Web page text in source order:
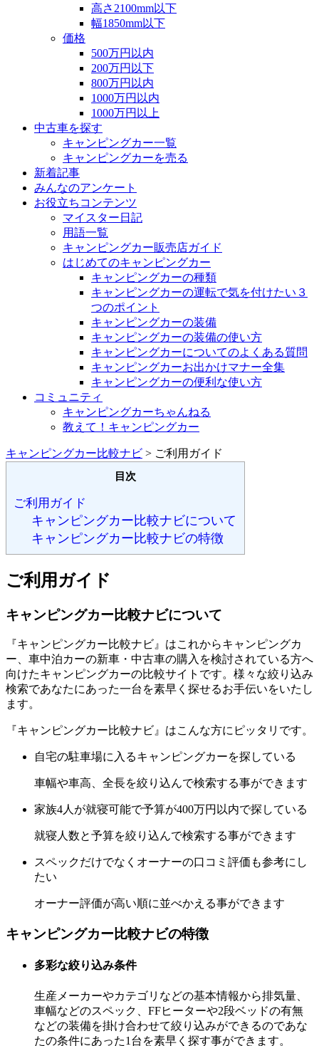
高さ2100mm以下
幅1850mm以下
価格
500万円以内
200万円以下
800万円以内
1000万円以内
1000万円以上
中古車を探す
キャンピングカー一覧
キャンピングカーを売る
新着記事
みんなのアンケート
お役立ちコンテンツ
マイスター日記
用語一覧
キャンピングカー販売店ガイド
はじめてのキャンピングカー
キャンピングカーの種類
キャンピングカーの運転で気を付けたい３
つのポイント
キャンピングカーの装備
キャンピングカーの装備の使い方
キャンピングカーについてのよくある質問
キャンピングカーお出かけマナー全集
キャンピングカーの便利な使い方
コミュニティ
キャンピングカーちゃんねる
教えて！キャンピングカー
キャンピングカー比較ナビ > ご利用ガイド
目次
ご利用ガイド
キャンピングカー比較ナビについて
キャンピングカー比較ナビの特徴
ご利用ガイド
キャンピングカー比較ナビについて
『キャンピングカー比較ナビ』はこれからキャンピングカ
ー、車中泊カーの新車・中古車の購入を検討されている方へ
向けたキャンピングカーの比較サイトです。様々な絞り込み
検索であなたにあった一台を素早く探せるお手伝いをいたし
ます。
『キャンピングカー比較ナビ』はこんな方にピッタリです。
自宅の駐車場に入るキャンピングカーを探している
車幅や車高、全長を絞り込んで検索する事ができます
家族4人が就寝可能で予算が400万円以内で探している
就寝人数と予算を絞り込んで検索する事ができます
スペックだけでなくオーナーの口コミ評価も参考にし
たい
オーナー評価が高い順に並べかえる事ができます
キャンピングカー比較ナビの特徴
多彩な絞り込み条件
生産メーカーやカテゴリなどの基本情報から排気量、
車幅などのスペック、FFヒーターや2段ベッドの有無
などの装備を掛け合わせて絞り込みができるのであな
たの条件にあった1台を素早く探す事ができます。